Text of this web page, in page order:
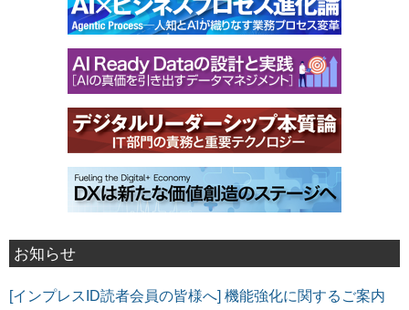
お知らせ
[インプレスID読者会員の皆様へ] 機能強化に関するご案内